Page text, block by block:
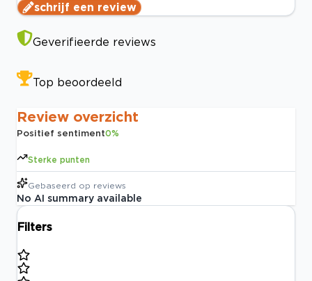
schrijf een review
Geverifieerde reviews
Top beoordeeld
Review overzicht
Positief sentiment0%
Sterke punten
Gebaseerd op reviews
No AI summary available
Filters